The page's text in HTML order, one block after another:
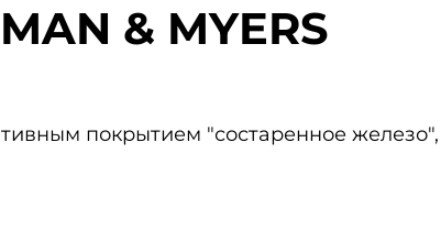
& MYERS
покрытием "состаренное железо",